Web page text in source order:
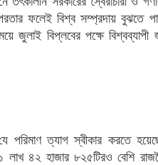
ফলেই বিশ্ব সম্প্রদায় বুঝতে
জুলাই বিপ্লবের পক্ষে
যে পরিমাণ ত্যাগ স্বীকার করতে
লাখ ৪২ হাজার ৮২৫টিরও বেশি